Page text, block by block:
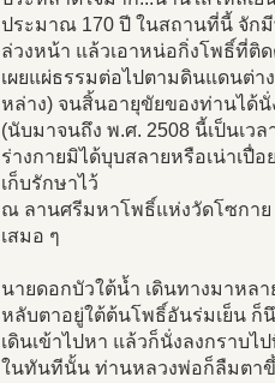
ประมาณ 170 ปี ในสถานที่นี้ จัก
ล่วงหน้า แล้วเอาหน่อกิ่งโพธิ์ที่
เผยแผ่ธรรมต่อไปตามดินแดนต่า
หล่าง) จนสิ้นอายุขัยของท่านได้
(นับมาจนถึง พ.ศ. 2508 นี้เป็นเ
ร่างกายมิได้บุบสลายหรือเน่าเปื่
เก็บรักษาไว้
ณ ลานศรีมหาโพธิ์แห่งวัดโซกาย
เสมอ ๆ
นายดอกบัวใต้น้ำ เดินทางมาหล
หลับตาอยู่ใต้ต้นโพธิ์อันร่มเย็น ก็
เดินเข้าไปหา แล้วก็นั่งลงกราบ
ในทันทีนั้น ท่านหลวงพ่อก็ลืมตาขึ้